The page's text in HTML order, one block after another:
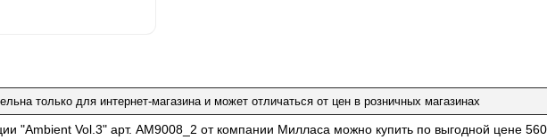
только для интернет-магазина и может отличаться от цен в розничных магазинах
"Ambient Vol.3" арт. AM9008_2 от компании Милласа можно купить по выгодной цене